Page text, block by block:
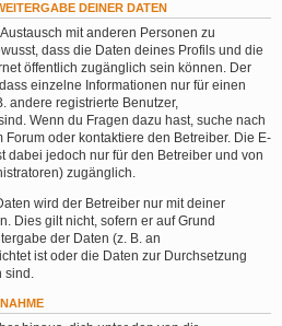
DEINER DATEN
mit anderen Personen zu
dass die Daten deines Profils und die
öffentlich zugänglich sein können. Der
einzelne Informationen nur für einen
andere registrierte Benutzer,
Wenn du Fragen dazu hast, suche nach
oder kontaktiere den Betreiber. Die E-
dabei jedoch nur für den Betreiber und von
zugänglich.
wird der Betreiber nur mit deiner
Dies gilt nicht, sofern er auf Grund
der Daten (z. B. an
ist oder die Daten zur Durchsetzung